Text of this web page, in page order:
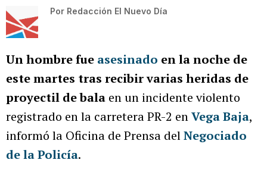
Por Redacción El Nuevo Día
Un hombre fue asesinado en la noche de
este martes tras recibir varias heridas de
proyectil de bala en un incidente violento
registrado en la carretera PR-2 enVega Baja,
informó la Oficina de Prensa delNegociado
de la Policía.